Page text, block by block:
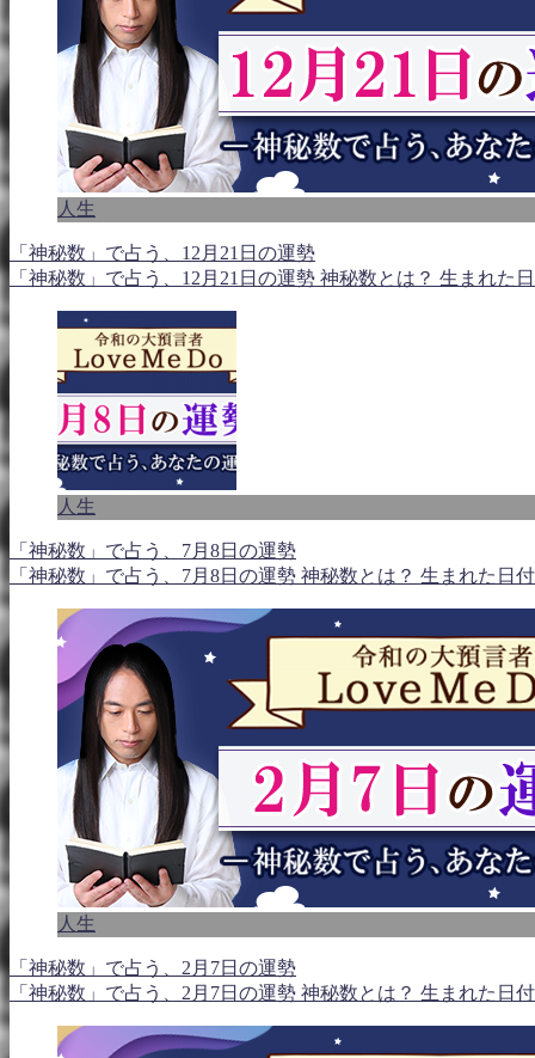
人生
「神秘数」で占う、12月21日の運勢
「神秘数」で占う、12月21日の運勢 神秘数とは？ 生まれ
人生
「神秘数」で占う、7月8日の運勢
「神秘数」で占う、7月8日の運勢 神秘数とは？ 生まれた
人生
「神秘数」で占う、2月7日の運勢
「神秘数」で占う、2月7日の運勢 神秘数とは？ 生まれた